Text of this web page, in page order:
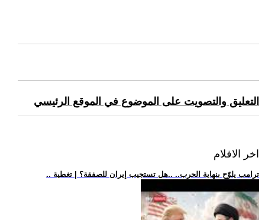
التعليق والتصويت على الموضوع في الموقع الرئيسي
اخر الافلام
.. ترامب يلوّح بنهاية الحرب.. ..هل تستجيب إيران للصفقة؟ | تغطية